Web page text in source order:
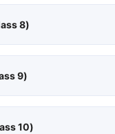
8)
9)
10)